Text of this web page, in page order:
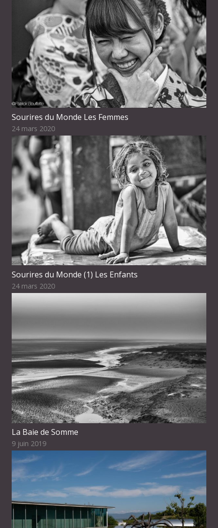
Sourires du Monde Les Femmes
24 mars 2020
Sourires du Monde (1) Les Enfants
24 mars 2020
La Baie de Somme
9 juin 2019